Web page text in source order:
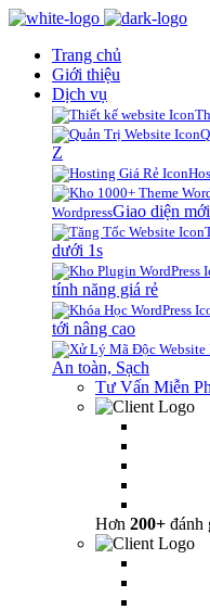
Trang chủ
Giới thiệu
Dịch vụ
Z
WordpressGiao diện
dưới 1s
tính năng giá rẻ
tới nâng cao
An toàn, Sạch
Tư Vấn Miễn
Hơn 200+ đánh